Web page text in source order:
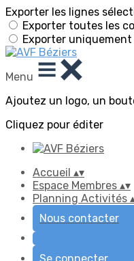
Exporter les lignes
Exporter toutes les
Exporter
Menu
Ajoutez un logo, un
Cliquez pour éditer
Accueil ▴▾
Espace Membres ▴▾
Planning Activités
Nous contacter